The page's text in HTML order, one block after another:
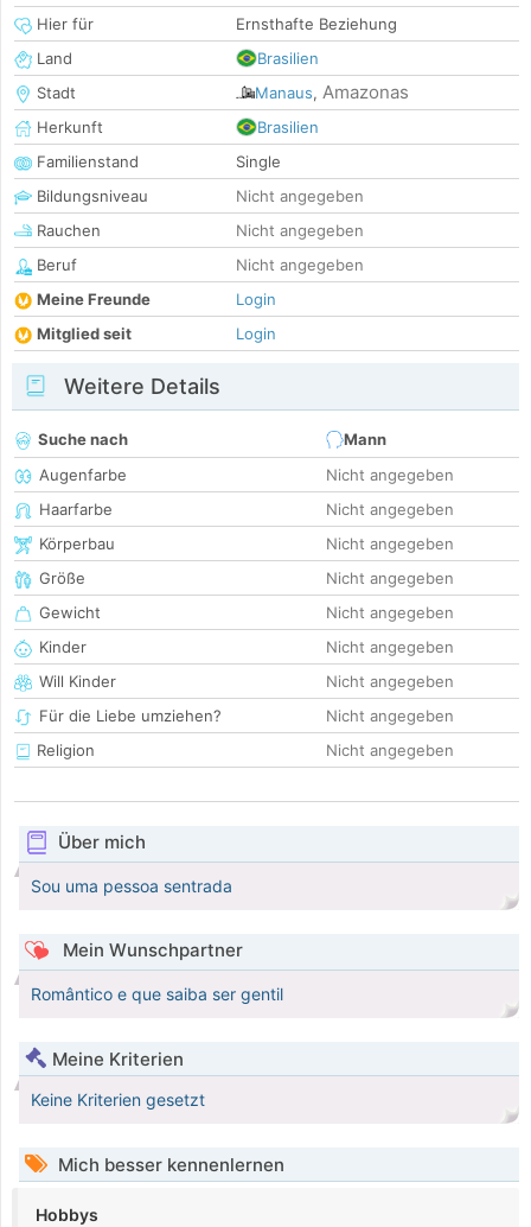
Hier für
Ernsthafte Beziehung
Land
Brasilien
Stadt
Manaus, Amazonas
Herkunft
Brasilien
Familienstand
Single
Bildungsniveau
Nicht angegeben
Rauchen
Nicht angegeben
Beruf
Nicht angegeben
Meine Freunde
Login
Mitglied seit
Login
Weitere Details
Suche nach
Mann
Augenfarbe
Nicht angegeben
Haarfarbe
Nicht angegeben
Körperbau
Nicht angegeben
Größe
Nicht angegeben
Gewicht
Nicht angegeben
Kinder
Nicht angegeben
Will Kinder
Nicht angegeben
Für die Liebe umziehen?
Nicht angegeben
Religion
Nicht angegeben
Über mich
Sou uma pessoa sentrada
Mein Wunschpartner
Romântico e que saiba ser gentil
Meine Kriterien
Keine Kriterien gesetzt
Mich besser kennenlernen
Hobbys